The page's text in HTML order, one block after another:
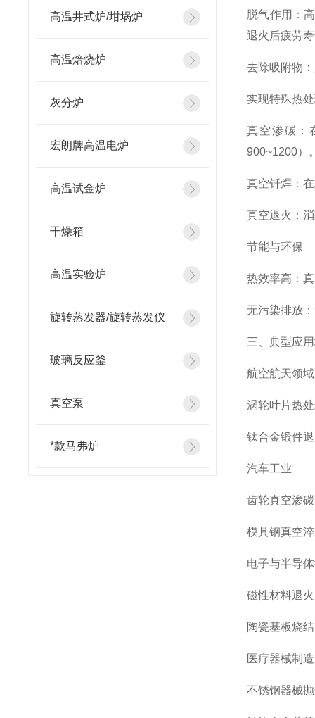
高温井式炉/坩埚炉
高温焙烧炉
灰分炉
宏朗牌高温电炉
高温试金炉
干燥箱
高温实验炉
旋转蒸发器/旋转蒸发仪
玻璃反应釜
真空泵
*款马弗炉
脱气作用：
退火后疲劳
去除吸附物
实现特殊热
真空渗碳：
900~1200）
真空钎焊：
真空退火：
节能与环保
热效率高：
无污染排放
三、典型应
航空航天领域
涡轮叶片热
钛合金锻件
汽车工业
齿轮真空渗
模具钢真空
电子与半导
磁性材料退
陶瓷基板烧
医疗器械制造
不锈钢器械